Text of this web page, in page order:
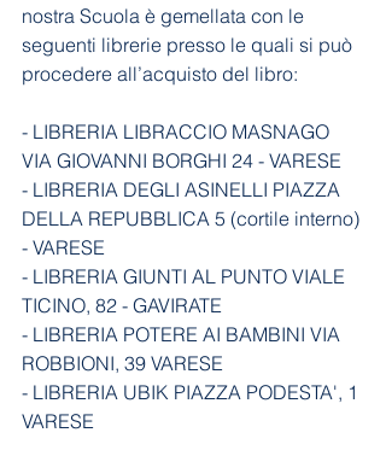
nostra Scuola è gemellata con le
seguenti librerie presso le quali si può
procedere all’acquisto del libro:
- LIBRERIA LIBRACCIO MASNAGO
VIA GIOVANNI BORGHI 24 - VARESE
- LIBRERIA DEGLI ASINELLI PIAZZA
DELLA REPUBBLICA 5 (cortile interno)
- VARESE
- LIBRERIA GIUNTI AL PUNTO VIALE
TICINO, 82 - GAVIRATE
- LIBRERIA POTERE AI BAMBINI VIA
ROBBIONI, 39 VARESE
- LIBRERIA UBIK PIAZZA PODESTA', 1
VARESE